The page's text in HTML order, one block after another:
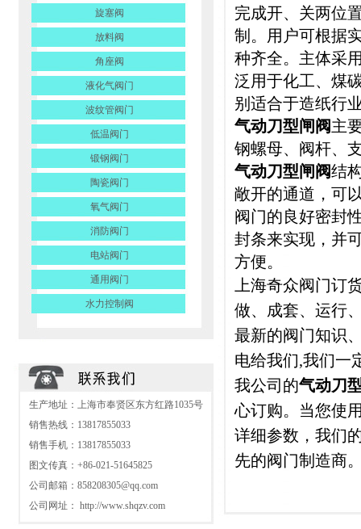
旋塞阀
放料阀
角座阀
液化气阀门
波纹管阀门
低温阀门
锻钢阀门
陶瓷阀门
氧气阀门
消防阀门
电站阀门
通用阀门
水力控制阀
生产地址：上海市奉贤区东方红路1035号
销售热线：13817855033
销售手机：13817855033
图文传真：+86-021-51645825
公司邮箱： 858208305@qq.com
公司网址： http://www.shqzv.com
完成开、关两位
制。用户可根据
种齐全。主体采
泛用于化工、煤
别适合于造纸行
气动刀型闸阀主
钢螺母、阀杆、
气动刀型闸阀结
敞开的通道，可
阀门的良好密封
封条来实现，并
方便。
上海奇众阀门订
做、成套、运行
最新的阀门知识
电给我们,我们一
我公司的气动刀
心订购。当您使
详细参数，我们
先的阀门制造商